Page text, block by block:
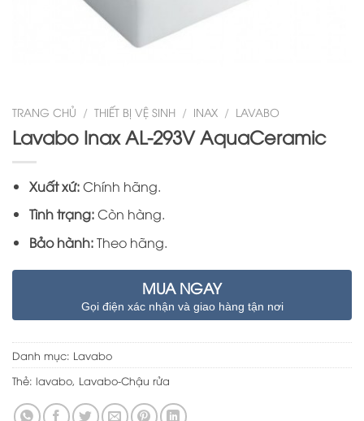
TRANG CHỦ / THIẾT BỊ VỆ SINH / INAX / LAVABO
Lavabo Inax AL-293V AquaCeramic
Xuất xứ:Chính hãng.
Tình trạng:Còn hàng.
Bảo hành:Theo hãng.
MUA NGAY
Gọi điện xác nhận và giao hàng tận nơi
Danh mục: Lavabo
Thẻ: lavabo, Lavabo-Chậu rửa